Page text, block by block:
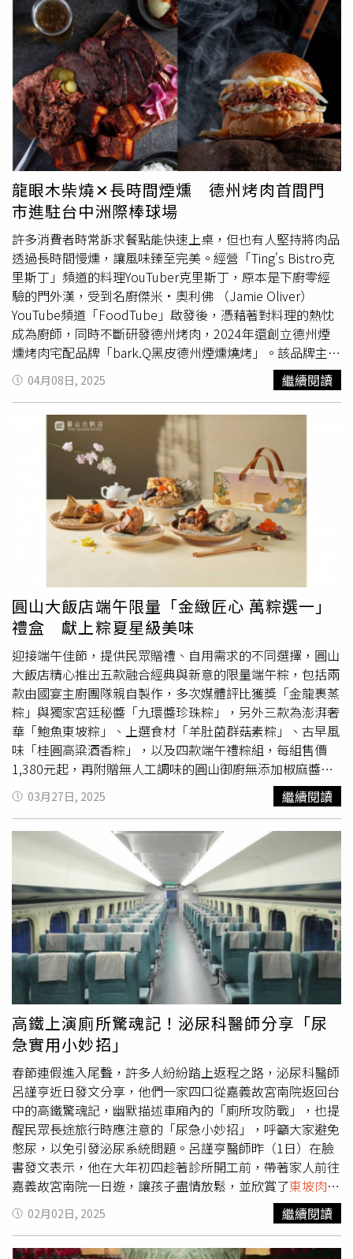
的肥瘦比例，搭配噶瑪蘭威士忌、紹興酒與紅麴特製滷汁慢
燉入味。看準現代人注重養生，今年也首度推出囊括3款健
康養生粽的「萬豪臻穀粽禮」，以全穀物、珍貴羊肚蕈等天
然食材入粽，推出「羊肚蕈紅藜麥養生粽」、「豆皮芋香花
生粽」，以及融入白蘭地酒漬桂圓、糖煮百合及蜜漬蓮子的
「百合紫米粽」，5入裝每組999元含精美保冷袋；另外也
少不了曾獲全台飯店評比總冠軍的霸氣款「鮑魚八寶福袋
粽」，嚴選台灣黑毛豬豬肚、南非鮑魚、碎干貝等食材，每
顆2,299元；還有以富含花椒香氣的和牛入粽的「冠軍犇牛
粽」，每顆1,099元；Q彈剔透的「冰心甜粽禮」3款口味9
入裝，每組699元。凡於5/18前預購還可享早鳥優惠9折，
單筆訂購實付金額滿5,000元享本島單一地址免運優惠，需
提前3日預訂。瓦城泰統集團推出匯集4款甜、鹹風味粽的
「粽心豐味」端午限定禮盒。（圖／瓦城泰統集團提供）另
外瓦城泰統集團則精選經典料理研發出4款風味粽，其中
「泰式蝦醬肉粽」結合梅花肉、櫻花蝦與鹹蛋黃等食材，加
入獨家研製的泰式蝦醬，滋味濃郁鮮香，也將泰式口味融入
中式傳統；「醇厚麻油雞肉粽」選用吸飽麻油的糯米配上薑
末提味，加入鮮嫩雞腿肉、蜜栗子、鴻喜菇等配料，香氣四
溢；甜粽部分則推出兩款，「芋香紫米粽」以紫米包裹綿密
芋泥，搭配紅豆與椰肉散發馥郁甜香；「椰香榴槤粽」則選
用手工榴槤蓉加上蜜紅豆與黑芝麻，搭配椰香淋醬與綠豆
仁，大口咬下濃烈香氣直衝口腔，榴槤控可不能錯過。此次
依據4種口味延伸推出10款組合，從輕巧4入組到豪華6入組
皆具，消費者可依喜好自由選擇。除了可於瓦城商城線上訂
購，亦可透過wa10 APP或於集團旗下8品牌全台門市現場訂
購。即日起至5/31，凡購買任一款禮盒即可獲得總價值
2,128元的美味饗樂券，內含多品牌消費抵用優惠，將端午
祝福延續至日常餐桌。
工梅子凍、特調果茶，邊欣賞180度山景，讓人備感愜意。
（圖／魏妤靜攝）像是位於台南楠西梅嶺的「景美是吉景觀
咖啡餐廳」，就是可以賞景用餐又放空的好去處。2022年
才開幕的這間景觀餐廳視野十分遼闊，雖然海拔僅6百多公
尺，但可眺望楠西、玉井的城市風光，天氣好時甚至能看到
台南北門的海岸。平時最美的時段是黃昏時分，能見到夕陽
餘暉、晚霞與山巒的漸層美景，有時雨後還可見夢幻雲海，
彷彿置身仙境。除了自然景觀頗具特色，店家也打造打卡點
「天空之心」，只見豎立於水池上的巨大愛心還種滿馬纓丹
花海，成為不少情侶與親子客群留影的絕佳背景。 由於此
處靠近梅嶺風景區，除了可規劃順遊步道踏青，店家也將當
地最重要的「梅子」元素帶入餐點醬汁、甜點與飲品中，像
是招牌必吃的「梅醬烤雞腿」不僅肉嫩多汁，還酸酸甜甜十
分開胃，其他餐點如「法式豬腿排」、「薑黃唐揚雞」也各
具特色。還有多款飲品以天氣型態發想或梅子調和，例如從
陰天狀態取名的「曇天」是在檸檬柚子茶裡放入梅子凍，微
顏色帶漸層又富有口感；「豔陽」則以在地芒果做的芒果果
醬搭配青茶與荔枝凍，香甜又不失清爽；「梅是2.0」則在
咖啡中加入梅子汁，喝起來頗有喝西西里咖啡的錯覺。 瑪
莎園入口設置了可愛的狗狗雕像，用以紀念老闆娘瑪莎與丈
夫曾飼養過的多隻愛犬。（圖／魏妤靜攝） 在瑪莎園可遠
眺阿里山支脈的層層山巒，於蟲鳴鳥叫聲中讓身心放鬆。
（圖／魏妤靜攝） 另一間在台南玉井虎頭山上已開業逾20
年的「瑪莎園」，則是2002年夏天，由國中退休的陳老
師、瑪莎夫妻倆突發奇想，將昔日帶著收養浪浪、帶愛犬們
散步遊憩的自家山坡地整頓為狗狗紀念花園，後又延伸為景
觀餐廳。這裡不僅是寵物友善空間，還會隨著季節與在地果
農合作，尤其是將芒果故鄉玉井的愛文芒果用來做成芒果料
理、招牌芒果鬆餅、芒果冰品、芒果乾等。 若說到多元主
餐選項可是會讓人有選擇障礙症，除了「松露奶油燉雞」、
「招牌情人果蔗香豬腳」。這是將榨過的甘蔗汁與醬油做成
特製醬汁來醃製豬腳，使其鹹甜交織，點綴上脆口的情人果
更是酸甜解膩、增添口感。 「招牌情人果蔗香豬腳」不只
豬腳Q彈、香氣回甘，套餐還包括沙拉、甜點、湯品與附餐
飲料，份量不小。（568元，圖／魏妤靜攝） DATA 景美是
吉景觀咖啡餐廳 電話：（06）575-4395 地址：台南市楠西
區香蕉山28之3 營業時間：週一、週五全天僅供下午茶、無
正餐，週六、週日11：00～14：30供午餐、14：30～16：
30下午茶、16：30～18：30供晚餐，週二～週四休 網址：
https://reurl.cc/paaeR4 備註：每人低消150元、採預約
制 瑪莎園 電話：0929-075-868、（06）574-6809 地址：
台南市玉井區沙田25-66號 營業時間：週一、二、五 10：
30～20：00（供餐至18：30），週六、日 10：30～21：
00（供餐至19：30），週三、四休（遇國定假日則營
業） 網址：https://www.masa-cafe.net/
龍眼木柴燒✕長時間煙燻 德州烤肉首間門
市進駐台中洲際棒球場
許多消費者時常訴求餐點能快速上桌，但也有人堅持將肉品
透過長時間慢燻，讓風味臻至完美。經營「Ting's Bistro克
里斯丁」頻道的料理YouTuber克里斯丁，原本是下廚零經
驗的門外漢，受到名廚傑米·奧利佛 （Jamie Oliver）
YouTube頻道「FoodTube」啟發後，憑藉著對料理的熱忱
成為廚師，同時不斷研發德州烤肉，2024年還創立德州煙
燻烤肉宅配品牌「bark.Q黑皮德州煙燻燒烤」。該品牌主打
「Low & Slow」風格，選用在地食材調味，期待將德州烤
肉帶入台灣人的日常，今年4月首間實體門市也正式落腳台
中洲際棒球場，除了推出方便食用的漢堡之外，最貴800元
的分享肉盤也挑戰洲際現場餐點的最高價。bark.Q黑皮德州
煙燻燒烤使用offset smoker烤爐搭配龍眼木柴燒，長時間
慢烤形成外層深色、並非燒焦導致的「烤肉殼」。（圖／
bark.Q提供）記者會現場展示bark.Q的「旗艦牛前胸肉」、
「煙燻牛頰肉」等品項，很適合搭配紅酒或單一麥芽蘇格蘭
威士忌等酒款品嘗。（圖／魏妤靜攝）德州烤肉歷史悠久，
2000年初曾興起「Craft Texas Barbecue 職人德州烤肉」，
其中指標性人物Aaron Franklin擅於使用「offset smoker」
味。克里斯丁同樣堅持此技法，他擁有全台第二大、由台中
大甲在地製造商「鋼鐵男子」製作的offset smoker，如同
美國人可能就地取材使用蘋果木，克里斯丁使用offset
smoker透過龍眼木柴火長時間燻烤，可形成德州烤肉所追
求由肉汁的油水與調味料在長時間煙燻與高流速對流下，所
造就的外層深色「烤肉殼」，並讓食物產生濃郁的煙燻底
蘊。在餐點設計上，克里斯丁不刻意強調美式正統風味，而
是以約8：2的比例融合德州煙燻技法與台灣人熟悉的口味。
像是考量台灣人「甜點不吃甜，鹹食偏甜」的飲食習慣，
bark.Q經典烤肉醬以番茄醬與醋為基底，加入蜂蜜、黑糖、
白砂糖增添甜味，再佐以孜然、洋蔥粉、大蒜粉，並融入帶
有獨特甘甜的雲林在地醬油膏與醬油，藉此銜接台灣人的味
蕾。在台中洲際棒球場限定肉盤中，還提供將難咬筋膜轉為
膠質的「煙燻牛板腱」，於切面可見一圈經長時間煙燻而成
的「煙燻環」。（圖／魏妤靜攝）克里斯丁選擇將首間門市
開進家鄉台中的洲際棒球場（左），右為「煙燻豬肋排」。
（1,280元，圖／bark.Q提供）bark.Q 的肉品皆經長時間煙
燻，自豪之作包括重達2.5～3公斤、要價5,500元的「旗艦
牛前胸肉」，一大塊可供10～15人品嘗。其嚴選CHOICE等
級100%純種安格斯牛，經10～14小時低溫柴燒，達到質多
汁軟嫩，為了維持美味，建議稍微靜置冷卻而非趁熱時分
切，最大程度避免肉汁溢散。其不只可吃到肥肉端與瘦肉端
各自美味的雙重口感，還有讓老饕「一口入魂」的「邊角
肉」，從清修、醃料到烤製，層層講究手藝與技術；其他牛
肉選擇還包括軟嫩的「煙燻牛頰肉」，選用膠質豐富、牛味
濃郁的「澳洲牛頰肉」，以慢烤技法將牛頰肉風味濃縮，經
4～5小時低溫柴燒，達到幾乎入口即化的狀態。豬肉品項亦
很精彩，例如在網路上賣得最好的「煙燻手撕豬」是選擇台
灣梅花豬（前腿、肩胛）部位，經6小時低溫柴燒；還有德
州烤肉界最受喜愛的「煙燻豬肋排」，採用傳統「聖路易排
切豬腩排」方式，切割工整、油脂豐富，並經獨門乾醃料與
煙燻烤肉抹醬調味，呈現「鹹、甜、鮮」三重風味。近期又
推出發想自經典中菜「
」的「煙燻豬五花」，融合德
州烤肉的二段式煙燻燒烤技法，再搭配醬汁創作出各種味
形。像是品牌原本推出暱稱為「西坡肉」的版本，是以中式
04月08日, 2025 繼續閱讀
圓山大飯店端午限量「金緻匠心 萬粽選一」
禮盒 獻上粽夏星級美味
迎接端午佳節，提供民眾贈禮、自用需求的不同選擇，圓山
大飯店精心推出五款融合經典與新意的限量端午粽，包括兩
款由國宴主廚團隊親自製作，多次媒體評比獲獎「金龍裹蒸
粽」與獨家宮廷秘醬「九環醬珍珠粽」，另外三款為澎湃奢
華「鮑魚東坡粽」、上選食材「羊肚菌群菇素粽」、古早風
味「桂圓高粱酒香粽」，以及四款端午禮粽組，每組售價
1,380元起，再附贈無人工調味的圓山御廚無添加椒麻醬，
結合圓山文化、永續元素及當代美學的獨特禮盒包裝。即日
起至4月30日前預購，享早鳥88折優惠(不含金龍裹蒸粽及九
環醬珍珠粽)。圓山禮粽美味令儀式感及幸福加乘，展現色
香味俱全的端午雋永饗宴。多次媒體評比獲獎，由國宴主廚
許耀光團隊親自製作，堅持遵循嶺南肇慶古法繁複工序，堪
稱明星級粽王的「金龍裹蒸粽」（圖／圓山大飯店提供）。
遵循傳統古法融合頂級食材的明星級粽王多次媒體評比獲
獎，限量禮粽由國宴主廚許耀光團隊親自製作，堅持遵循嶺
南肇慶古法繁複工序；馳名的「金龍裹蒸粽」無人工添加，
內餡選用整顆南非鮑魚，7：3黃金比例五花肉，上選花膠、
北海道干貝、鹹鴨蛋黃、香菇、栗子等頂級食材，再以粽葉
包覆慢火蒸煮4小時。一次享有飽滿厚實重達750公克海陸
雙拼完美口感，限量1,000顆，每顆售價1,580元；適合與家
人好友共食分享，更是粽子評比的常勝軍，堪稱明星級粽
王。承襲宮廷獨家秘醬配方 打造御膳極致好味道「九環醬
珍珠粽」由宴會廳李湘華主廚的宮廷獨家秘方，特製融合鮑
魚、干貝、魷魚、金華火腿等數十種珍貴香料，耗費3個小
時炒製而成「九環醬」，再與浸泡8小時的長糯米，一起置
入韭菜花、朝天椒、油蔥酥、冬菇等佐料，共同細火拌炒，
打造出猶如經典御膳的極致美味。內餡米粒完整吸收醬香精
華，散發豐富且濃郁粽香，入口後醬香四溢，回甘不膩，彷
彿穿越時空，品味昔日御膳珍饈的尊貴享受，限量200組，
每組售價1,780元(6入)。鮑魚與
完美相遇 奢華體驗的
必吃首選圓山大飯店更為老饕們的味蕾專屬推出深受市場喜
愛，料豐味美的「鮑魚東坡粽」。特選口感Q彈的海鮮珍品
03月27日, 2025 繼續閱讀
高鐵上演廁所驚魂記！泌尿科醫師分享「尿
急實用小妙招」
春節連假進入尾聲，許多人紛紛踏上返程之路，泌尿科醫師
呂謹亨近日發文分享，他們一家四口從嘉義故宮南院返回台
中的高鐵驚魂記，幽默描述車廂內的「廁所攻防戰」，也提
醒民眾長途旅行時應注意的「尿急小妙招」，呼籲大家避免
憋尿，以免引發泌尿系統問題。呂謹亨醫師昨（1日）在臉
書發文表示，他在大年初四趁著診所開工前，帶著家人前往
嘉義故宮南院一日遊，讓孩子盡情放鬆，並欣賞了東坡肉和
翠玉白菜等知名展品。然而，為了避開年假收假的擁擠人
潮，一家人決定提早回家，未能在嘉義享用當地美食便匆匆
趕搭高鐵。儘管高鐵車廂內人潮爆滿，所幸仍勉強擠上車。
02月02日, 2025 繼續閱讀